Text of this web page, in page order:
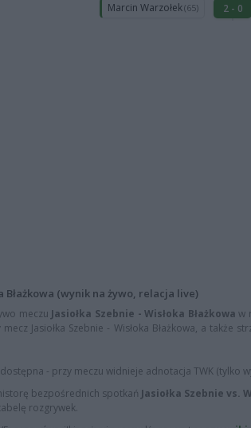
Marcin Warzołek(65) 2 - 0
Błażkowa (wynik na żywo, relacja live)
meczu Jasiołka Szebnie - Wisłoka Błażkowa w
Jasiołka Szebnie - Wisłoka Błażkowa, a także
- przy meczu widnieje adnotacja TWK (tylko
bezpośrednich spotkań Jasiołka Szebnie vs.
rozgrywek.